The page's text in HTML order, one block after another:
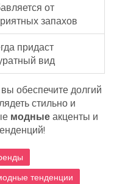
от
запахов
придаст
вид
обеспечите долгий
стильно и
модные акценты и
тенденции